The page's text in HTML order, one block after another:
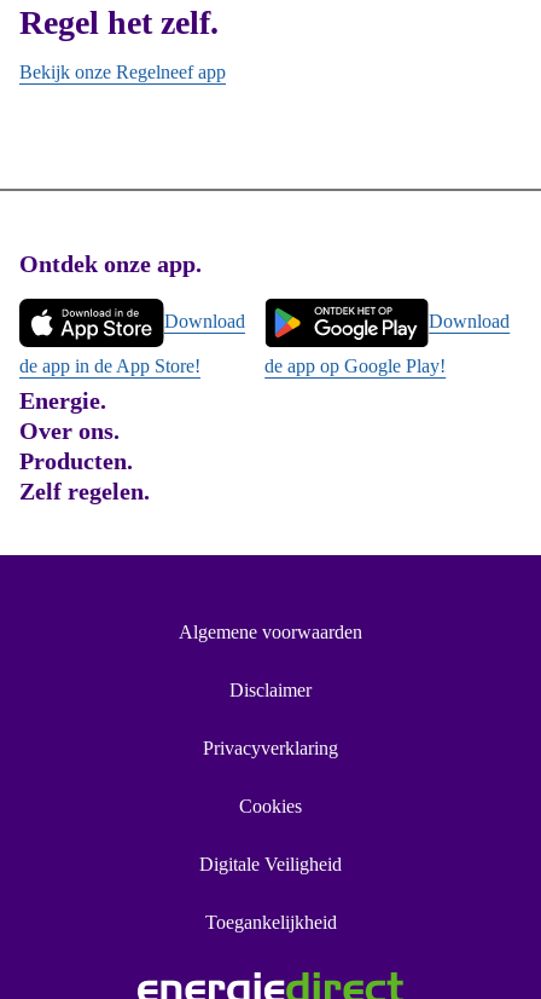
Regel het zelf.
Bekijk onze Regelneef app
Footer
Ontdek onze app.
Download
de app in de App Store!
Download
de app op Google Play!
Energie.
Over ons.
Producten.
Zelf regelen.
Algemene voorwaarden
Disclaimer
Privacyverklaring
Cookies
Digitale Veiligheid
Toegankelijkheid